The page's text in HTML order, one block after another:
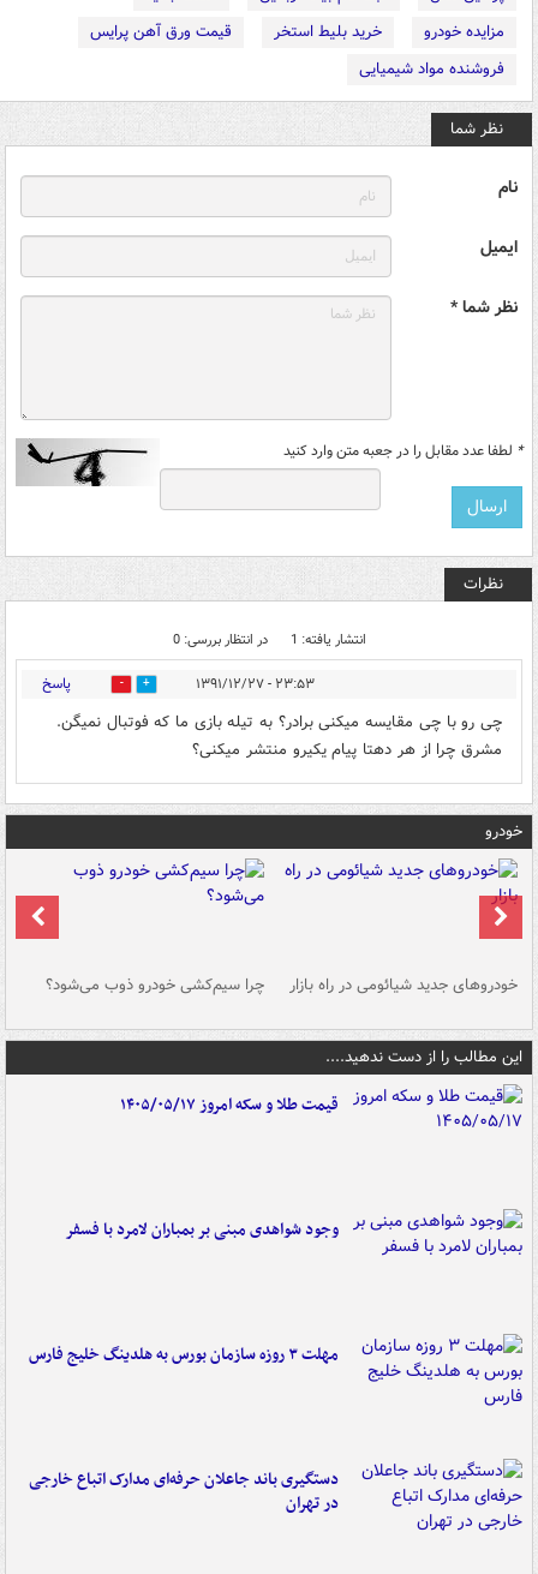
مزایده خودرو
خرید بلیط استخر
قیمت ورق آهن پرایس
فروشنده مواد شیمیایی
نظر شما
نام
ایمیل
نظر شما *
* لطفا عدد مقابل را در جعبه متن وارد کنید
نظرات
انتشار یافته: 1 در انتظار بررسی: 0
۲۳:۵۳ - ۱۳۹۱/۱۲/۲۷ 0 پاسخ
چی رو با چی مقایسه میکنی برادر؟ به تیله بازی ما که فوتبال نمیگن.
مشرق چرا از هر دهتا پیام یکیرو منتشر میکنی؟
خودرو
خودروهای جدید شیائومی در راه بازار چرا سیم‌کشی خودرو ذوب می‌شود؟
این مطالب را از دست ندهید....
قیمت طلا و سکه امروز ۱۴۰۵/۰۵/۱۷
وجود شواهدی مبنی بر بمباران لامرد با فسفر
مهلت ۳ روزه سازمان بورس به هلدینگ خلیج فارس
دستگیری باند جاعلان حرفه‌ای مدارک اتباع خارجی
در تهران